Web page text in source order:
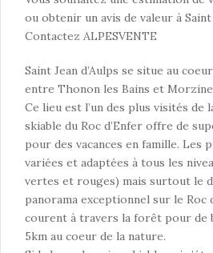
ou obtenir un avis de valeur à Saint
Contactez ALPESVENTE
Saint Jean d’Aulps se situe au
entre Thonon les Bains et
Ce lieu est l’un des plus visités de
skiable du Roc d’Enfer offre de
pour des vacances en famille. Les
variées et adaptées à tous les
vertes et rouges) mais surtout le
panorama exceptionnel sur le Roc
courent à travers la forêt pour de
5km au coeur de la nature.